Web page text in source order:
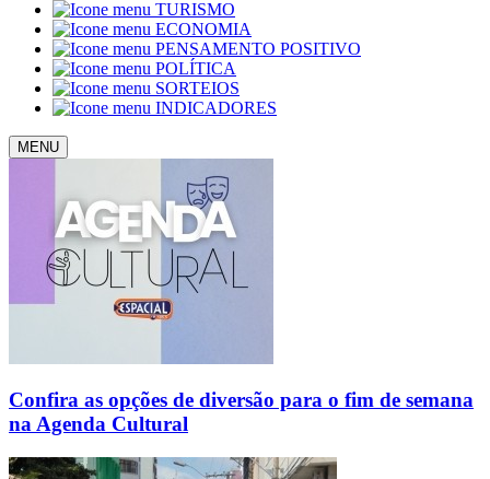
TURISMO
ECONOMIA
PENSAMENTO POSITIVO
POLÍTICA
SORTEIOS
INDICADORES
MENU
Confira as opções de diversão para o fim de semana
na Agenda Cultural